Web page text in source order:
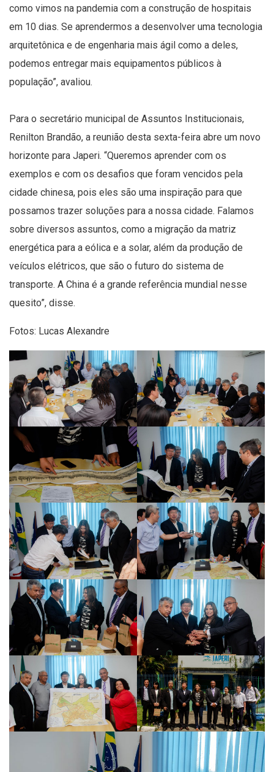
como vimos na pandemia com a construção de hospitais
em 10 dias. Se aprendermos a desenvolver uma tecnologia
arquitetônica e de engenharia mais ágil como a deles,
podemos entregar mais equipamentos públicos à
população”, avaliou.
Para o secretário municipal de Assuntos Institucionais,
Renilton Brandão, a reunião desta sexta-feira abre um novo
horizonte para Japeri. “Queremos aprender com os
exemplos e com os desafios que foram vencidos pela
cidade chinesa, pois eles são uma inspiração para que
possamos trazer soluções para a nossa cidade. Falamos
sobre diversos assuntos, como a migração da matriz
energética para a eólica e a solar, além da produção de
veículos elétricos, que são o futuro do sistema de
transporte. A China é a grande referência mundial nesse
quesito”, disse.
Fotos: Lucas Alexandre